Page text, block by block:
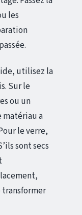
les
utilisez la
Sur le
ou un
a
le verre,
sont secs
transformer